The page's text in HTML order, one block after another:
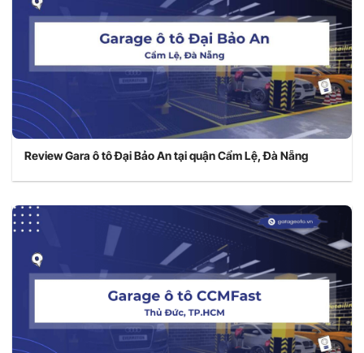
Review Gara ô tô Đại Bảo An tại quận Cẩm Lệ, Đà Nẵng